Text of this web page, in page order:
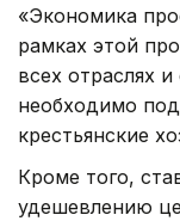
«Экономика
рамках этой
всех отраслях
необходимо
крестьянские
Кроме того,
удешевлению